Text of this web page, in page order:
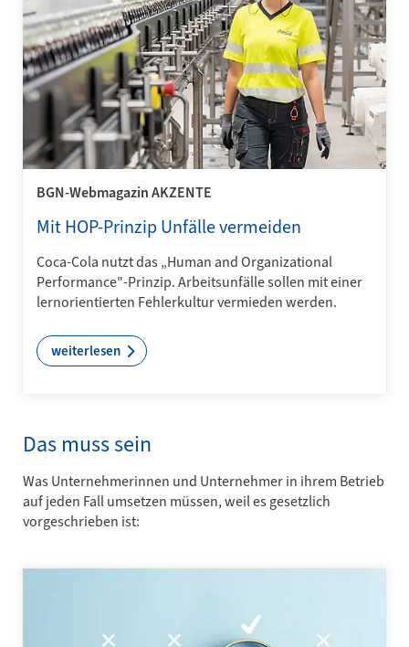
BGN-Webmagazin AKZENTE
Mit HOP-Prinzip Unfälle vermeiden
Coca-Cola nutzt das „Human and Organizational
Performance"-Prinzip. Arbeitsunfälle sollen mit einer
lernorientierten Fehlerkultur vermieden werden.
weiterlesen
Das muss sein
Was Unternehmerinnen und Unternehmer in ihrem Betrieb
auf jeden Fall umsetzen müssen, weil es gesetzlich
vorgeschrieben ist: